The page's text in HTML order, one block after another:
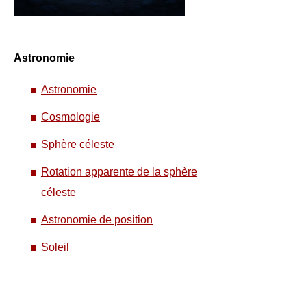
Astronomie
Astronomie
Cosmologie
Sphère céleste
Rotation apparente de la sphère
céleste
Astronomie de position
Soleil